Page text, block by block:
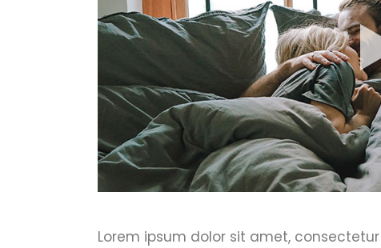
Lorem ipsum dolor sit amet,